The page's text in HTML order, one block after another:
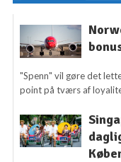
"Spenn" vil gøre det
point på tværs af